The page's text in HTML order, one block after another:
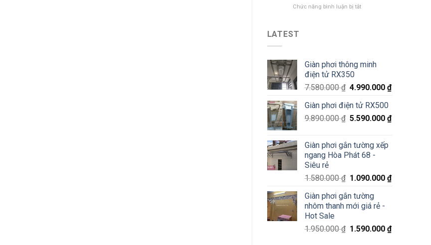
Lê
Hoà
Đa
Chức năng bình luận bị tắtở
Đông
Sale
chỉ
200K
LATEST
Giàn phơi thông minh
điện tử RX350
7.580.000₫ 4.990.000₫
Giàn phơi điện tử RX500
9.890.000₫ 5.590.000₫
Giàn phơi gắn tường xếp
ngang Hòa Phát 68 -
Siêu rẻ
1.580.000₫ 1.090.000₫
Giàn phơi gắn tường
nhôm thanh mới giá rẻ -
Hot Sale
1.950.000₫ 1.590.000₫